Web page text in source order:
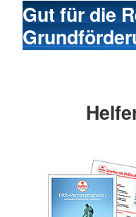
Gut für die